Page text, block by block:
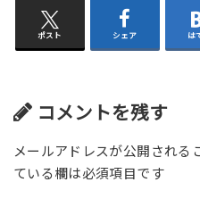
ポスト シェア は
コメントを残す
メールアドレスが公開される
ている欄は必須項目です